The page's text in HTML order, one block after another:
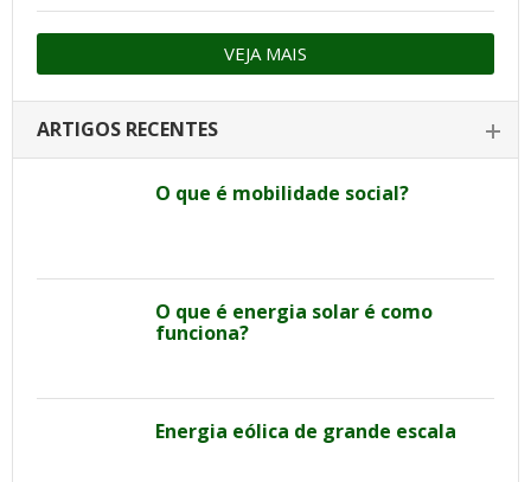
VEJA MAIS
ARTIGOS RECENTES
O que é mobilidade social?
O que é energia solar é como
funciona?
Energia eólica de grande escala